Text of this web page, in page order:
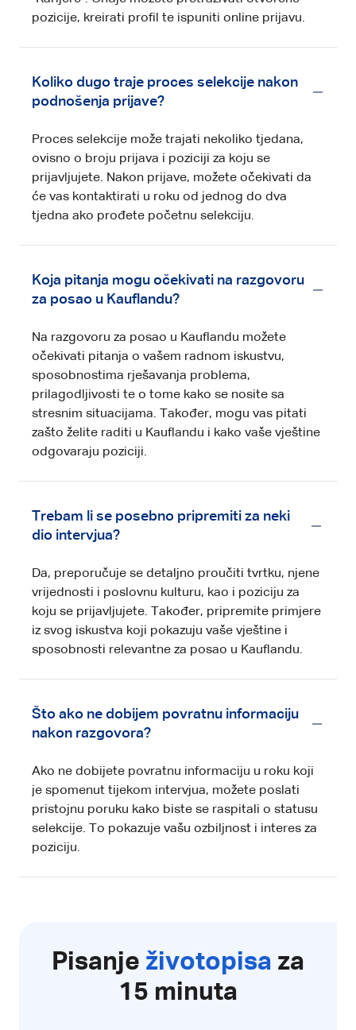
pozicije, kreirati profil te ispuniti online prijavu.
Koliko dugo traje proces selekcije nakon
podnošenja prijave?
Proces selekcije može trajati nekoliko tjedana,
ovisno o broju prijava i poziciji za koju se
prijavljujete. Nakon prijave, možete očekivati da
će vas kontaktirati u roku od jednog do dva
tjedna ako prođete početnu selekciju.
Koja pitanja mogu očekivati na razgovoru
za posao u Kauflandu?
Na razgovoru za posao u Kauflandu možete
očekivati pitanja o vašem radnom iskustvu,
sposobnostima rješavanja problema,
prilagodljivosti te o tome kako se nosite sa
stresnim situacijama. Također, mogu vas pitati
zašto želite raditi u Kauflandu i kako vaše vještine
odgovaraju poziciji.
Trebam li se posebno pripremiti za neki
dio intervjua?
Da, preporučuje se detaljno proučiti tvrtku, njene
vrijednosti i poslovnu kulturu, kao i poziciju za
koju se prijavljujete. Također, pripremite primjere
iz svog iskustva koji pokazuju vaše vještine i
sposobnosti relevantne za posao u Kauflandu.
Što ako ne dobijem povratnu informaciju
nakon razgovora?
Ako ne dobijete povratnu informaciju u roku koji
je spomenut tijekom intervjua, možete poslati
pristojnu poruku kako biste se raspitali o statusu
selekcije. To pokazuje vašu ozbiljnost i interes za
poziciju.
Pisanje životopisa za
15 minuta